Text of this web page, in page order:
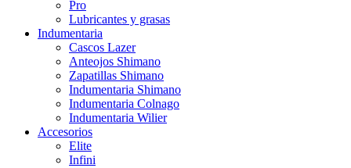
Pro
Lubricantes y grasas
Indumentaria
Cascos Lazer
Anteojos Shimano
Zapatillas Shimano
Indumentaria Shimano
Indumentaria Colnago
Indumentaria Wilier
Accesorios
Elite
Infini